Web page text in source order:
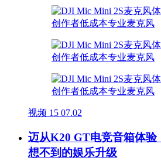
视频 15 07.02
迈从K20 GT电竞音箱体验
想不到的娱乐升级